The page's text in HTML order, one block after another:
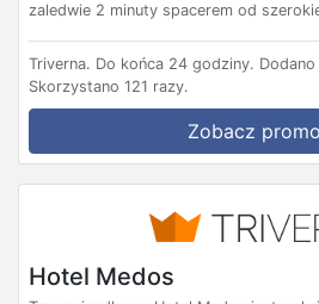
zaledwie 2 minuty spacerem od
Triverna. Do końca 24 godziny.
Skorzystano 121 razy.
Zobacz
Hotel Medos